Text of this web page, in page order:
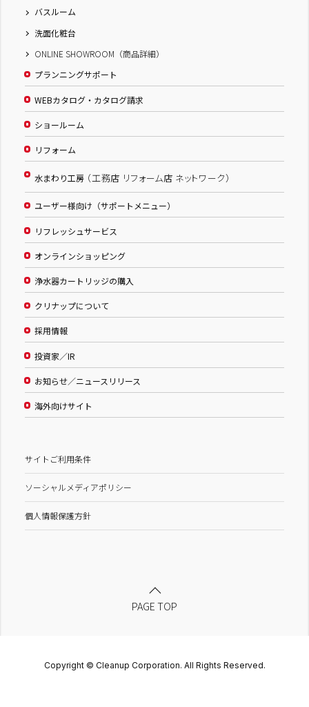
バスルーム
洗面化粧台
ONLINE SHOWROOM（商品詳細）
プランニングサポート
WEBカタログ・カタログ請求
ショールーム
リフォーム
水まわり工房 （工務店 リフォーム店 ネットワーク）
ユーザー様向け（サポートメニュー）
リフレッシュサービス
オンラインショッピング
浄水器カートリッジの購入
クリナップについて
採用情報
投資家／IR
お知らせ／ニュースリリース
海外向けサイト
サイトご利用条件
ソーシャルメディアポリシー
個人情報保護方針
PAGE TOP
Copyright © Cleanup Corporation. All Rights Reserved.